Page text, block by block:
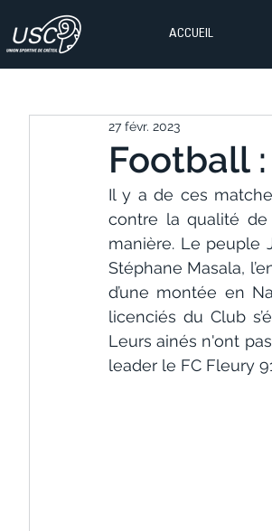
ACCUEIL
Football
27 févr. 2023
Il y a de ces
contre la qualité
manière. Le peuple
Stéphane Masala,
d’une montée en
licenciés du Club
Leurs ainés n'ont
leader le FC Fleury